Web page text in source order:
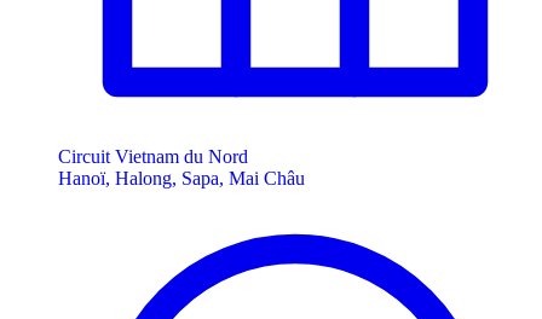
Circuit Vietnam du Nord
Hanoï, Halong, Sapa, Mai Châu